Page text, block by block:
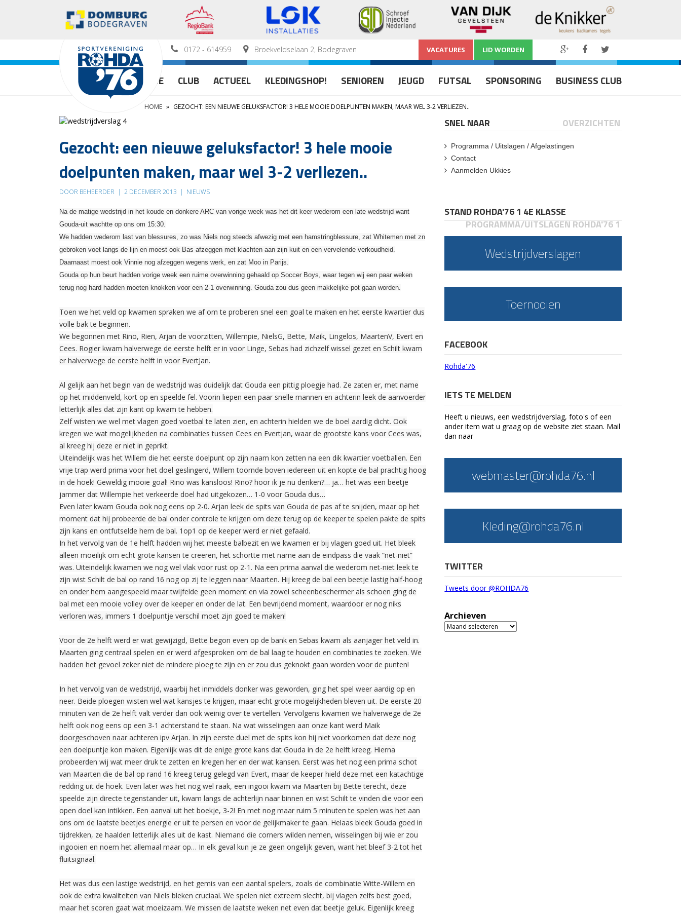
0172 - 614959 Broekveldselaan 2, Bodegraven VACATURES LID WORDEN
HOME CLUB ACTUEEL KLEDINGSHOP! SENIOREN JEUGD FUTSAL SPONSORING BUSINESS CLUB
HOME » GEZOCHT: EEN NIEUWE GELUKSFACTOR! 3 HELE MOOIE DOELPUNTEN MAKEN, MAAR WEL 3-2 VERLIEZEN..
Gezocht: een nieuwe geluksfactor! 3 hele mooie
doelpunten maken, maar wel 3-2 verliezen..
DOOR BEHEERDER | 2 DECEMBER 2013 | NIEUWS
Na de matige wedstrijd in het koude en donkere ARC van vorige week was het dit keer wederom een late wedstrijd want
Gouda-uit wachtte op ons om 15:30.
We hadden wederom last van blessures, zo was Niels nog steeds afwezig met een hamstringblessure, zat Whitemen met zn
gebroken voet langs de lijn en moest ook Bas afzeggen met klachten aan zijn kuit en een vervelende verkoudheid.
Daarnaast moest ook Vinnie nog afzeggen wegens werk, en zat Moo in Parijs.
Gouda op hun beurt hadden vorige week een ruime overwinning gehaald op Soccer Boys, waar tegen wij een paar weken
terug nog hard hadden moeten knokken voor een 2-1 overwinning. Gouda zou dus geen makkelijke pot gaan worden.
Toen we het veld op kwamen spraken we af om te proberen snel een goal te maken en het eerste kwartier dus
volle bak te beginnen.
We begonnen met Rino, Rien, Arjan de voorzitten, Willempie, NielsG, Bette, Maik, Lingelos, MaartenV, Evert en
Cees. Rogier kwam halverwege de eerste helft er in voor Linge, Sebas had zichzelf wissel gezet en Schilt kwam
er halverwege de eerste helft in voor EvertJan.
Al gelijk aan het begin van de wedstrijd was duidelijk dat Gouda een pittig ploegje had. Ze zaten er, met name
op het middenveld, kort op en speelde fel. Voorin liepen een paar snelle mannen en achterin leek de aanvoerder
letterlijk alles dat zijn kant op kwam te hebben.
Zelf wisten we wel met vlagen goed voetbal te laten zien, en achterin hielden we de boel aardig dicht. Ook
kregen we wat mogelijkheden na combinaties tussen Cees en Evertjan, waar de grootste kans voor Cees was,
al kreeg hij deze er niet in geprikt.
Uiteindelijk was het Willem die het eerste doelpunt op zijn naam kon zetten na een dik kwartier voetballen. Een
vrije trap werd prima voor het doel geslingerd, Willem toornde boven iedereen uit en kopte de bal prachtig hoog
in de hoek! Geweldig mooie goal! Rino was kansloos! Rino? hoor ik je nu denken?… ja… het was een beetje
jammer dat Willempie het verkeerde doel had uitgekozen… 1-0 voor Gouda dus…
Even later kwam Gouda ook nog eens op 2-0. Arjan leek de spits van Gouda de pas af te snijden, maar op het
moment dat hij probeerde de bal onder controle te krijgen om deze terug op de keeper te spelen pakte de spits
zijn kans en ontfutselde hem de bal. 1op1 op de keeper werd er niet gefaald.
In het vervolg van de 1e helft hadden wij het meeste balbezit en we kwamen er bij vlagen goed uit. Het bleek
alleen moeilijk om echt grote kansen te creëren, het schortte met name aan de eindpass die vaak “net-niet”
was. Uiteindelijk kwamen we nog wel vlak voor rust op 2-1. Na een prima aanval die wederom net-niet leek te
zijn wist Schilt de bal op rand 16 nog op zij te leggen naar Maarten. Hij kreeg de bal een beetje lastig half-hoog
en onder hem aangespeeld maar twijfelde geen moment en via zowel scheenbeschermer als schoen ging de
bal met een mooie volley over de keeper en onder de lat. Een bevrijdend moment, waardoor er nog niks
verloren was, immers 1 doelpuntje verschil moet zijn goed te maken!
Voor de 2e helft werd er wat gewijzigd, Bette begon even op de bank en Sebas kwam als aanjager het veld in.
Maarten ging centraal spelen en er werd afgesproken om de bal laag te houden en combinaties te zoeken. We
hadden het gevoel zeker niet de mindere ploeg te zijn en er zou dus geknokt gaan worden voor de punten!
In het vervolg van de wedstrijd, waarbij het inmiddels donker was geworden, ging het spel weer aardig op en
neer. Beide ploegen wisten wel wat kansjes te krijgen, maar echt grote mogelijkheden bleven uit. De eerste 20
minuten van de 2e helft valt verder dan ook weinig over te vertellen. Vervolgens kwamen we halverwege de 2e
helft ook nog eens op een 3-1 achterstand te staan. Na wat wisselingen aan onze kant werd Maik
doorgeschoven naar achteren ipv Arjan. In zijn eerste duel met de spits kon hij niet voorkomen dat deze nog
een doelpuntje kon maken. Eigenlijk was dit de enige grote kans dat Gouda in de 2e helft kreeg. Hierna
probeerden wij wat meer druk te zetten en kregen her en der wat kansen. Eerst was het nog een prima schot
van Maarten die de bal op rand 16 kreeg terug gelegd van Evert, maar de keeper hield deze met een katachtige
redding uit de hoek. Even later was het nog wel raak, een ingooi kwam via Maarten bij Bette terecht, deze
speelde zijn directe tegenstander uit, kwam langs de achterlijn naar binnen en wist Schilt te vinden die voor een
open doel kan intikken. Een aanval uit het boekje, 3-2! En met nog maar ruim 5 minuten te spelen was het aan
ons om de laatste beetjes energie er uit te persen en voor de gelijkmaker te gaan. Helaas bleek Gouda goed in
tijdrekken, ze haalden letterlijk alles uit de kast. Niemand die corners wilden nemen, wisselingen bij wie er zou
ingooien en noem het allemaal maar op… In elk geval kun je ze geen ongelijk geven, want het bleef 3-2 tot het
fluitsignaal.
Het was dus een lastige wedstrijd, en het gemis van een aantal spelers, zoals de combinatie Witte-Willem en
ook de extra kwaliteiten van Niels bleken cruciaal. We spelen niet extreem slecht, bij vlagen zelfs best goed,
maar het scoren gaat wat moeizaam. We missen de laatste weken net even dat beetje geluk. Eigenlijk kreeg
SNEL NAAR OVERZICHTEN
Programma / Uitslagen / Afgelastingen
Contact
Aanmelden Ukkies
STAND ROHDA'76 1 4E KLASSE
PROGRAMMA/UITSLAGEN ROHDA'76 1
Wedstrijdverslagen
Toernooien
FACEBOOK
Rohda'76
IETS TE MELDEN
Heeft u nieuws, een wedstrijdverslag, foto's of een
ander item wat u graag op de website ziet staan. Mail
dan naar
webmaster@rohda76.nl
Kleding@rohda76.nl
TWITTER
Tweets door @ROHDA76
Archieven
Archieven